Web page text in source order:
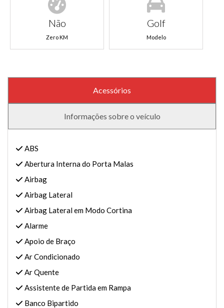
Não
Zero KM
Golf
Modelo
Acessórios
Informações sobre o veículo
ABS
Abertura Interna do Porta Malas
Airbag
Airbag Lateral
Airbag Lateral em Modo Cortina
Alarme
Apoio de Braço
Ar Condicionado
Ar Quente
Assistente de Partida em Rampa
Banco Bipartido